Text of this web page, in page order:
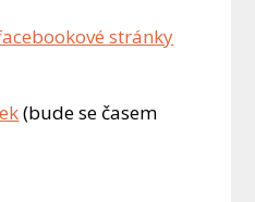
stránky
(bude se časem